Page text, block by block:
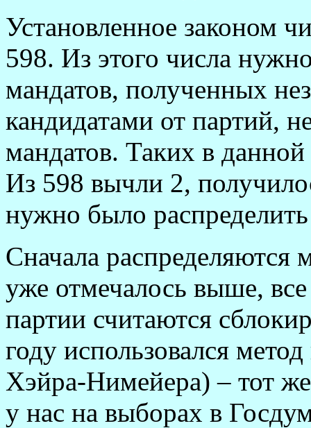
Установленное законом
598. Из этого числа
мандатов, полученных
кандидатами от партий,
мандатов. Таких в
Из 598 вычли 2,
нужно было
Сначала
уже отмечалось выше,
партии считаются
году использовался
Хэйра-Нимейера) – тот
у нас на выборах в